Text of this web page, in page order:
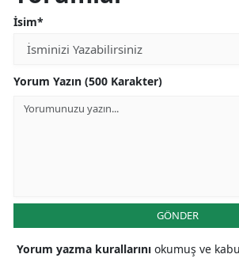
İsim*
Yorum Yazın (500 Karakter)
GÖNDER
Yorum yazma kurallarını okumuş ve